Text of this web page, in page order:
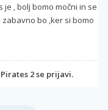
je , bolj bomo močni in se
zabavno bo ,ker si bomo
2 se prijavi.